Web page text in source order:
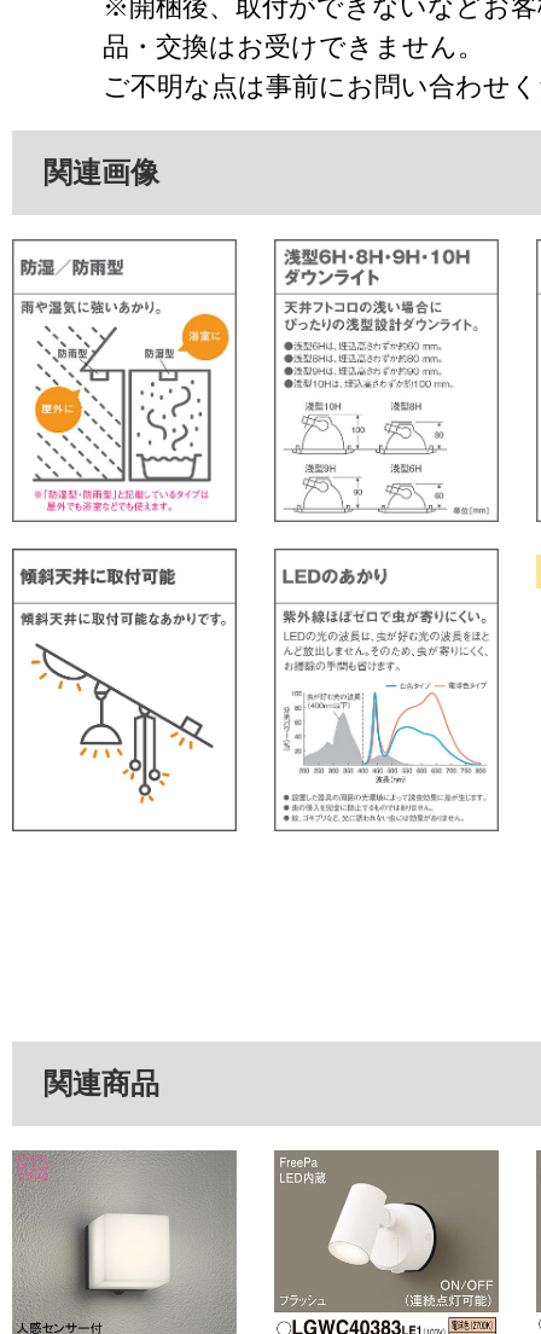
※開梱後、取付ができないなどお
品・交換はお受けできません。
ご不明な点は事前にお問い合わせ
関連画像
関連商品